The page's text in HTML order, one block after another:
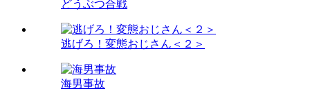
どうぶつ合戦
逃げろ！変態おじさん＜２＞
海男事故